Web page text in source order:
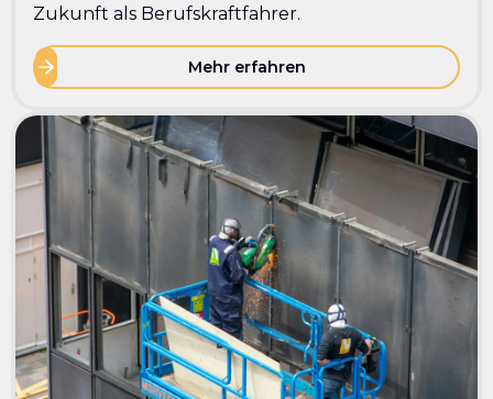
Zukunft als Berufskraftfahrer.
Mehr erfahren